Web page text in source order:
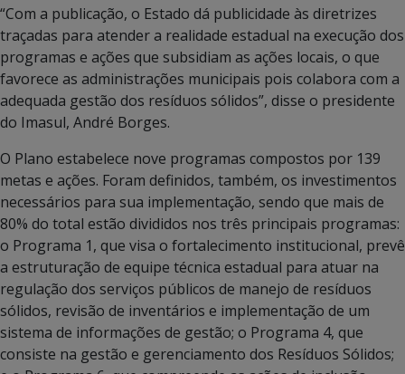
“Com a publicação, o Estado dá publicidade às diretrizes
traçadas para atender a realidade estadual na execução dos
programas e ações que subsidiam as ações locais, o que
favorece as administrações municipais pois colabora com a
adequada gestão dos resíduos sólidos”, disse o presidente
do Imasul, André Borges.
O Plano estabelece nove programas compostos por 139
metas e ações. Foram definidos, também, os investimentos
necessários para sua implementação, sendo que mais de
80% do total estão divididos nos três principais programas:
o Programa 1, que visa o fortalecimento institucional, prevê
a estruturação de equipe técnica estadual para atuar na
regulação dos serviços públicos de manejo de resíduos
sólidos, revisão de inventários e implementação de um
sistema de informações de gestão; o Programa 4, que
consiste na gestão e gerenciamento dos Resíduos Sólidos;